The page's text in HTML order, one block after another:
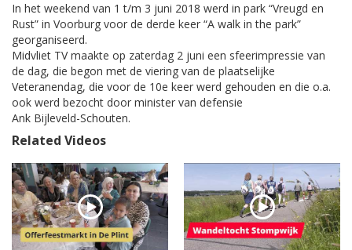
In het weekend van 1 t/m 3 juni 2018 werd in park “Vreugd en
Rust” in Voorburg voor de derde keer “A walk in the park”
georganiseerd.
Midvliet TV maakte op zaterdag 2 juni een sfeerimpressie van
de dag, die begon met de viering van de plaatselijke
Veteranendag, die voor de 10e keer werd gehouden en die o.a.
ook werd bezocht door minister van defensie
Ank Bijleveld-Schouten.
Related Videos